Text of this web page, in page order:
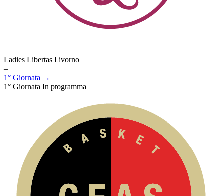
Ladies Libertas Livorno
–
1° Giornata →
1° Giornata In programma